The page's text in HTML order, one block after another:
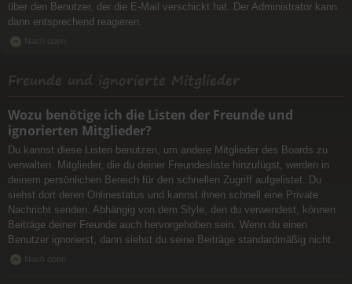
über den Benutzer, der die E-Mail verschickt hat. Der Administrator kann
dann entsprechend reagieren.
Nach oben
Freunde und ignorierte Mitglieder
Wozu benötige ich die Listen der Freunde und
ignorierten Mitglieder?
Du kannst diese Listen benutzen, um andere Mitglieder des Boards zu
verwalten. Mitglieder, die du deiner Freundesliste hinzufügst, werden in
deinem persönlichen Bereich für den schnellen Zugriff aufgelistet. Du
siehst dort deren Onlinestatus und kannst ihnen schnell eine Private
Nachricht senden. Abhängig von dem Style, den du verwendest, können
Beiträge deiner Freunde auch hervorgehoben sein. Wenn du einen
Benutzer ignorierst, dann siehst du seine Beiträge standardmäßig nicht.
Nach oben